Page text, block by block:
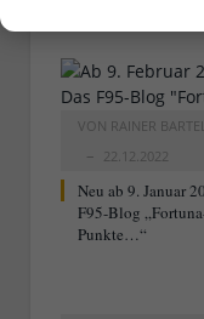
VON RAINER
22.12.2022
Neu ab 9. Januar
F95-Blog
Punkte…“